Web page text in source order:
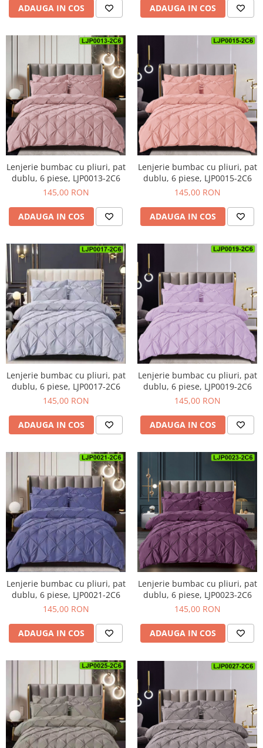
ADAUGA IN COS ADAUGA IN COS
Lenjerie bumbac cu pliuri, pat
dublu, 6 piese, LJP0013-2C6
145,00 RON
ADAUGA IN COS
Lenjerie bumbac cu pliuri, pat
dublu, 6 piese, LJP0015-2C6
145,00 RON
ADAUGA IN COS
Lenjerie bumbac cu pliuri, pat
dublu, 6 piese, LJP0017-2C6
145,00 RON
ADAUGA IN COS
Lenjerie bumbac cu pliuri, pat
dublu, 6 piese, LJP0019-2C6
145,00 RON
ADAUGA IN COS
Lenjerie bumbac cu pliuri, pat
dublu, 6 piese, LJP0021-2C6
145,00 RON
ADAUGA IN COS
Lenjerie bumbac cu pliuri, pat
dublu, 6 piese, LJP0023-2C6
145,00 RON
ADAUGA IN COS